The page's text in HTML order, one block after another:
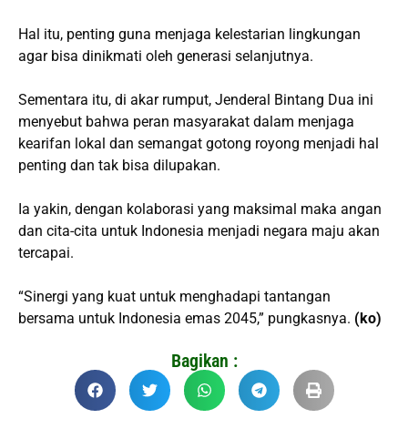
Hal itu, penting guna menjaga kelestarian lingkungan
agar bisa dinikmati oleh generasi selanjutnya.
Sementara itu, di akar rumput, Jenderal Bintang Dua ini
menyebut bahwa peran masyarakat dalam menjaga
kearifan lokal dan semangat gotong royong menjadi hal
penting dan tak bisa dilupakan.
Ia yakin, dengan kolaborasi yang maksimal maka angan
dan cita-cita untuk Indonesia menjadi negara maju akan
tercapai.
“Sinergi yang kuat untuk menghadapi tantangan
bersama untuk Indonesia emas 2045,” pungkasnya. (ko)
Bagikan :